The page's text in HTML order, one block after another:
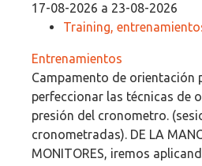
17-08-2026 a 23-08-2026
Training,
Entrenamientos
Campamento de orientación
perfeccionar las técnicas de
presión del cronometro.
cronometradas). DE LA
MONITORES, iremos